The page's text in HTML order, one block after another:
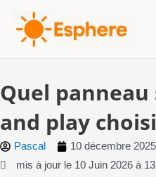
contenu
Quel
and play
Pascal 10 décembre 2025
mis à jour le 10 Juin 2026 à